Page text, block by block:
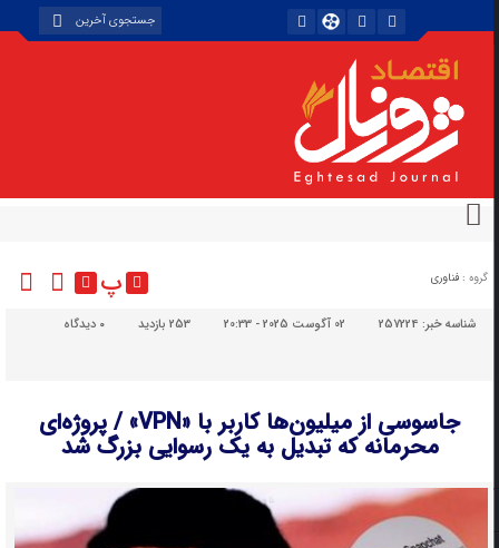
گروه : فناوری پ
شناسه خبر:257224 02 آگوست 2025 - 20:33 253 بازدید دیدگاه
جاسوسی از میلیون‌ها کاربر با «VPN» / پروژه‌ای
محرمانه‌ که تبدیل به یک رسوایی بزرگ شد